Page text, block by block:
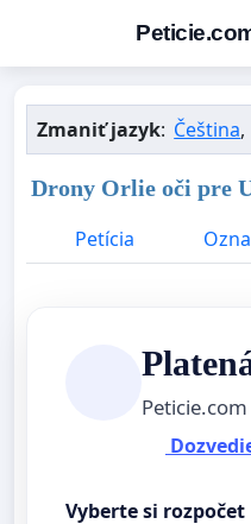
Zmaniť jazyk: Čeština,
Drony Orlie oči pre
Petícia
Vyberte si rozpočet